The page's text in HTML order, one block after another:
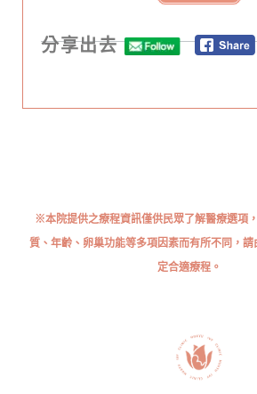
分享出去
※本院提供之療程資訊僅供民眾了解醫療選項
質、年齡、卵巢功能等多項因素而有所不同，
定合適療程。